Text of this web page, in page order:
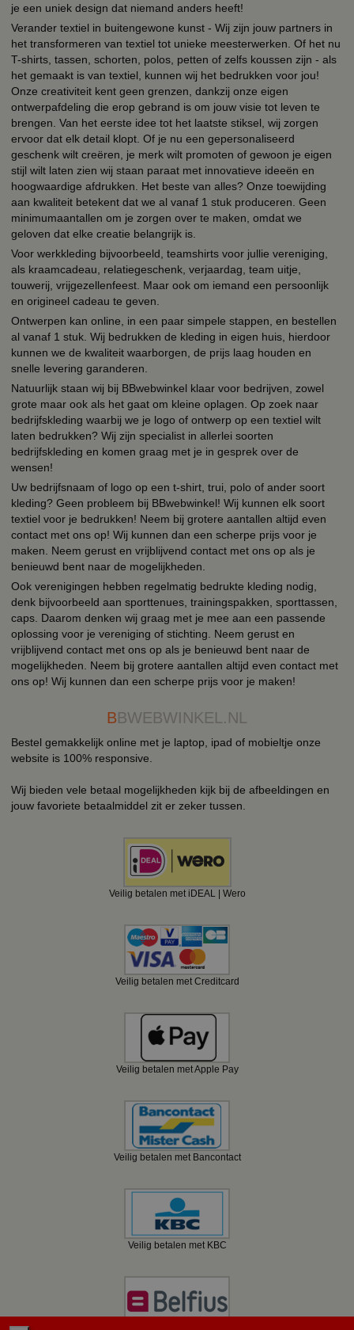
je een uniek design dat niemand anders heeft!
Verander textiel in buitengewone kunst - Wij zijn jouw partners in
het transformeren van textiel tot unieke meesterwerken. Of het nu
T-shirts, tassen, schorten, polos, petten of zelfs koussen zijn - als
het gemaakt is van textiel, kunnen wij het bedrukken voor jou!
Onze creativiteit kent geen grenzen, dankzij onze eigen
ontwerpafdeling die erop gebrand is om jouw visie tot leven te
brengen. Van het eerste idee tot het laatste stiksel, wij zorgen
ervoor dat elk detail klopt. Of je nu een gepersonaliseerd
geschenk wilt creëren, je merk wilt promoten of gewoon je eigen
stijl wilt laten zien wij staan paraat met innovatieve ideeën en
hoogwaardige afdrukken. Het beste van alles? Onze toewijding
aan kwaliteit betekent dat we al vanaf 1 stuk produceren. Geen
minimumaantallen om je zorgen over te maken, omdat we
geloven dat elke creatie belangrijk is.
Voor werkkleding bijvoorbeeld, teamshirts voor jullie vereniging,
als kraamcadeau, relatiegeschenk, verjaardag, team uitje,
touwerij, vrijgezellenfeest. Maar ook om iemand een persoonlijk
en origineel cadeau te geven.
Ontwerpen kan online, in een paar simpele stappen, en bestellen
al vanaf 1 stuk. Wij bedrukken de kleding in eigen huis, hierdoor
kunnen we de kwaliteit waarborgen, de prijs laag houden en
snelle levering garanderen.
Natuurlijk staan wij bij BBwebwinkel klaar voor bedrijven, zowel
grote maar ook als het gaat om kleine oplagen. Op zoek naar
bedrijfskleding waarbij we je logo of ontwerp op een textiel wilt
laten bedrukken? Wij zijn specialist in allerlei soorten
bedrijfskleding en komen graag met je in gesprek over de
wensen!
Uw bedrijfsnaam of logo op een t-shirt, trui, polo of ander soort
kleding? Geen probleem bij BBwebwinkel! Wij kunnen elk soort
textiel voor je bedrukken! Neem bij grotere aantallen altijd even
contact met ons op! Wij kunnen dan een scherpe prijs voor je
maken. Neem gerust en vrijblijvend contact met ons op als je
benieuwd bent naar de mogelijkheden.
Ook verenigingen hebben regelmatig bedrukte kleding nodig,
denk bijvoorbeeld aan sporttenues, trainingspakken, sporttassen,
caps. Daarom denken wij graag met je mee aan een passende
oplossing voor je vereniging of stichting. Neem gerust en
vrijblijvend contact met ons op als je benieuwd bent naar de
mogelijkheden. Neem bij grotere aantallen altijd even contact met
ons op! Wij kunnen dan een scherpe prijs voor je maken!
BBWEBWINKEL.NL
Bestel gemakkelijk online met je laptop, ipad of mobieltje onze
website is 100% responsive.
Wij bieden vele betaal mogelijkheden kijk bij de afbeeldingen en
jouw favoriete betaalmiddel zit er zeker tussen.
Veilig betalen met iDEAL | Wero
Veilig betalen met Creditcard
Veilig betalen met Apple Pay
Veilig betalen met Bancontact
Veilig betalen met KBC